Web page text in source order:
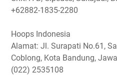
+62882-1835-2280
Hoops Indonesia
Alamat: Jl. Surapati No.61,
Coblong, Kota Bandung,
(022) 2535108